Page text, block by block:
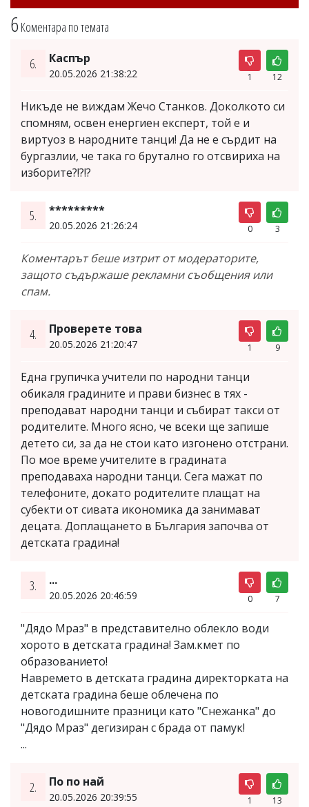
6Коментара по темата
6. Каспър
20.05.2026 21:38:22 1 12
Никъде не виждам Жечо Станков. Доколкото си
спомням, освен енергиен експерт, той е и
виртуоз в народните танци! Да не е сърдит на
бургазлии, че така го брутално го отсвириха на
изборите?!?!?
5. *********
20.05.2026 21:26:24 0 3
Коментарът беше изтрит от модераторите,
защото съдържаше рекламни съобщения или
спам.
4. Проверете това
20.05.2026 21:20:47 1 9
Една групичка учители по народни танци
обикаля градините и прави бизнес в тях -
преподават народни танци и събират такси от
родителите. Много ясно, че всеки ще запише
детето си, за да не стои като изгонено отстрани.
По мое време учителите в градината
преподаваха народни танци. Сега мажат по
телефоните, докато родителите плащат на
субекти от сивата икономика да занимават
децата. Доплащането в България започва от
детската градина!
3. ...
20.05.2026 20:46:59 0 7
"Дядо Мраз" в представително облекло води
хорото в детската градина! Зам.кмет по
образованието!
Навремето в детската градина директорката на
детската градина беше облечена по
новогодишните празници като "Снежанка" до
"Дядо Мраз" дегизиран с брада от памук!
...
2. По по най
20.05.2026 20:39:55 1 13